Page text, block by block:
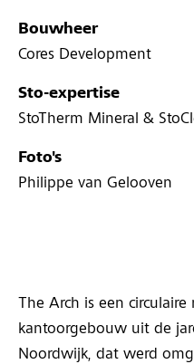
Bouwheer
Cores Development
Sto-expertise
StoTherm Mineral &
Foto's
Philippe van Gelooven
The Arch is een
kantoorgebouw uit de
Noordwijk, dat werd